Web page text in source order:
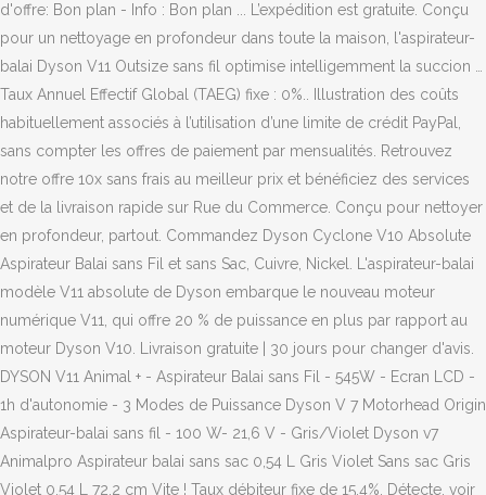
d'offre: Bon plan - Info : Bon plan ... L’expédition est gratuite. Conçu
pour un nettoyage en profondeur dans toute la maison, l'aspirateur-
balai Dyson V11 Outsize sans fil optimise intelligemment la succion …
Taux Annuel Effectif Global (TAEG) fixe : 0%.. Illustration des coûts
habituellement associés à l’utilisation d’une limite de crédit PayPal,
sans compter les offres de paiement par mensualités. Retrouvez
notre offre 10x sans frais au meilleur prix et bénéficiez des services
et de la livraison rapide sur Rue du Commerce. Conçu pour nettoyer
en profondeur, partout. Commandez Dyson Cyclone V10 Absolute
Aspirateur Balai sans Fil et sans Sac, Cuivre, Nickel. L'aspirateur-balai
modèle V11 absolute de Dyson embarque le nouveau moteur
numérique V11, qui offre 20 % de puissance en plus par rapport au
moteur Dyson V10. Livraison gratuite | 30 jours pour changer d'avis.
DYSON V11 Animal + - Aspirateur Balai sans Fil - 545W - Ecran LCD -
1h d'autonomie - 3 Modes de Puissance Dyson V 7 Motorhead Origin
Aspirateur-balai sans fil - 100 W- 21,6 V - Gris/Violet Dyson v7
Animalpro Aspirateur balai sans sac 0,54 L Gris Violet Sans sac Gris
Violet 0,54 L 72,2 cm Vite ! Taux débiteur fixe de 15.4%. Détecte. voir